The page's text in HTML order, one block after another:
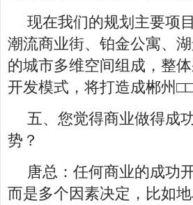
现在我们的规划主要项
潮流商业街、铂金公寓、
的城市多维空间组成，整
开发模式，将打造成郴州
五、您觉得商业做得成
势？
唐总：任何商业的成功
而是多个因素决定，比如